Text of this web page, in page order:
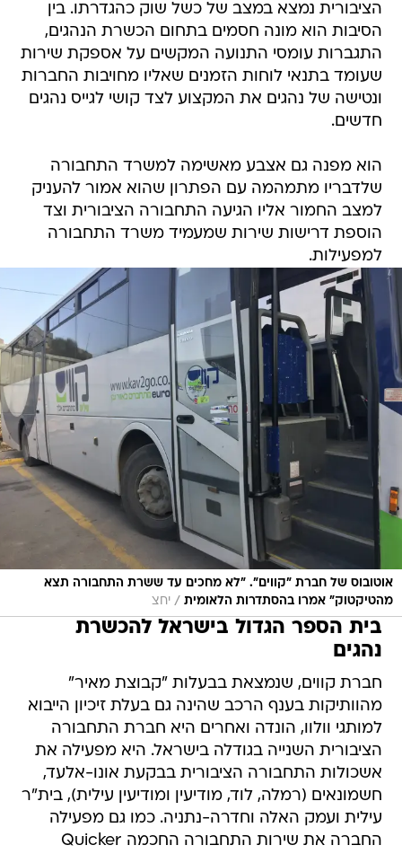
הציבורית נמצא במצב של כשל שוק כהגדרתו. בין
הסיבות הוא מונה חסמים בתחום הכשרת הנהגים,
התגברות עומסי התנועה המקשים על אספקת שירות
שעומד בתנאי לוחות הזמנים שאליו מחויבות החברות
ונטישה של נהגים את המקצוע לצד קושי לגייס נהגים
חדשים.
הוא מפנה גם אצבע מאשימה למשרד התחבורה
שלדבריו מתמהמה עם הפתרון שהוא אמור להעניק
למצב החמור אליו הגיעה התחבורה הציבורית וצד
הוספת דרישות שירות שמעמיד משרד התחבורה
למפעילות.
אוטובוס של חברת "קווים". "לא מחכים עד ששרת התחבורה תצא
מהטיקטוק" אמרו בהסתדרות הלאומית / יחצ
בית הספר הגדול בישראל להכשרת
נהגים
חברת קווים, שנמצאת בבעלות "קבוצת מאיר"
מהוותיקות בענף הרכב שהינה גם בעלת זיכיון הייבוא
למותגי וולוו, הונדה ואחרים היא חברת התחבורה
הציבורית השנייה בגודלה בישראל. היא מפעילה את
אשכולות התחבורה הציבורית בבקעת אונו-אלעד,
חשמונאים (רמלה, לוד, מודיעין ומודיעין עילית), בית"ר
עילית ועמק האלה וחדרה-נתניה. כמו גם מפעילה
החברה את שירות התחבורה החכמה Quicker